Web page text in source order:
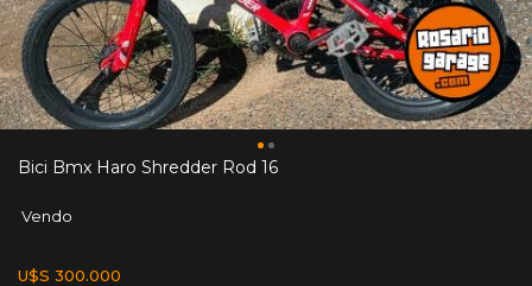
Bici Bmx Haro Shredder Rod 16
Vendo
U$S 300.000